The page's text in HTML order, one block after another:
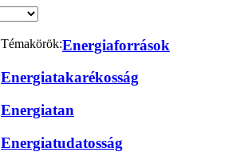
Témakörök:Energiaforrások
Energiatakarékosság
Energiatan
Energiatudatosság